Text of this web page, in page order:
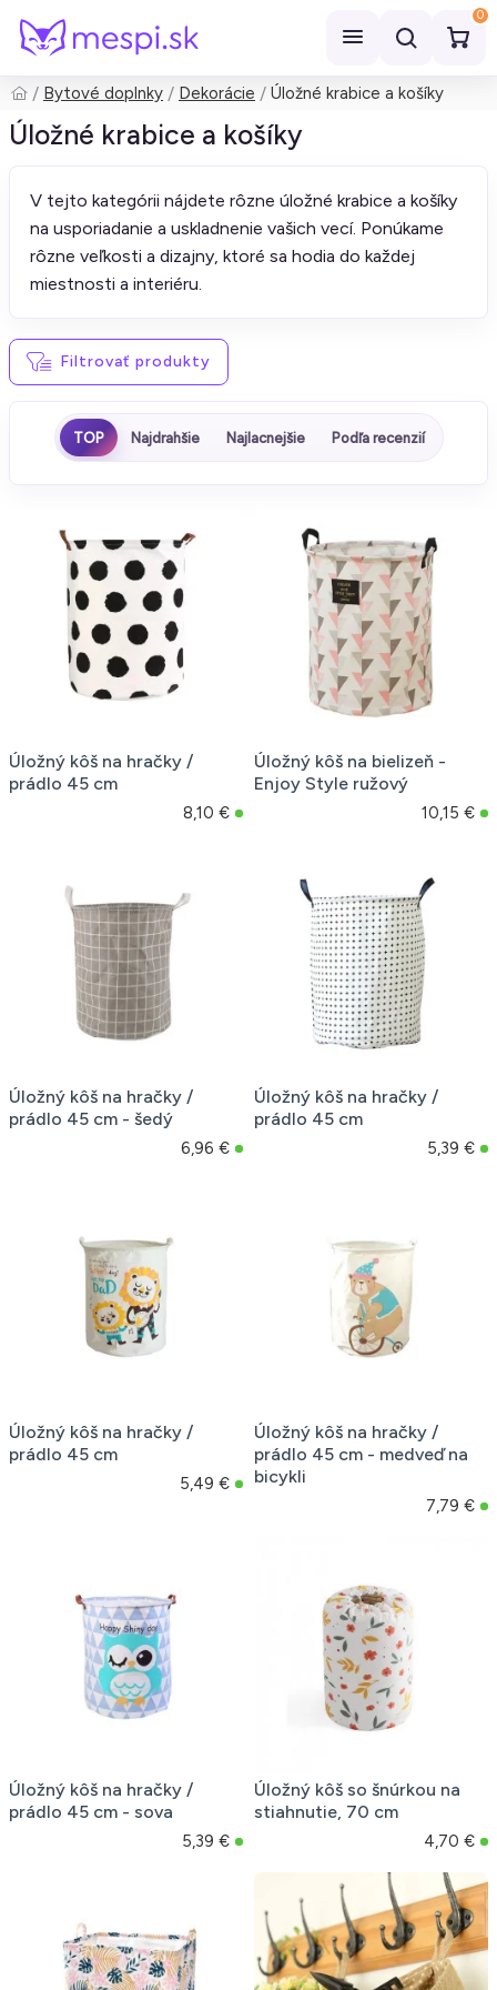
0
Hľadať
Bytové doplnky Dekorácie Úložné krabice a košíky
Úložné krabice a košíky
V tejto kategórii nájdete rôzne úložné krabice a košíky
na usporiadanie a uskladnenie vašich vecí. Ponúkame
rôzne veľkosti a dizajny, ktoré sa hodia do každej
miestnosti a interiéru.
Filtrovať produkty
TOP Najdrahšie Najlacnejšie Podľa recenzií
Úložný kôš na hračky /
prádlo 45 cm
8,10 €
Úložný kôš na bielizeň -
Enjoy Style ružový
10,15 €
Úložný kôš na hračky /
prádlo 45 cm - šedý
6,96 €
Úložný kôš na hračky /
prádlo 45 cm
5,39 €
Úložný kôš na hračky /
prádlo 45 cm
5,49 €
Úložný kôš na hračky /
prádlo 45 cm - medveď na
bicykli
7,79 €
Úložný kôš na hračky /
prádlo 45 cm - sova
5,39 €
Úložný kôš so šnúrkou na
stiahnutie, 70 cm
4,70 €